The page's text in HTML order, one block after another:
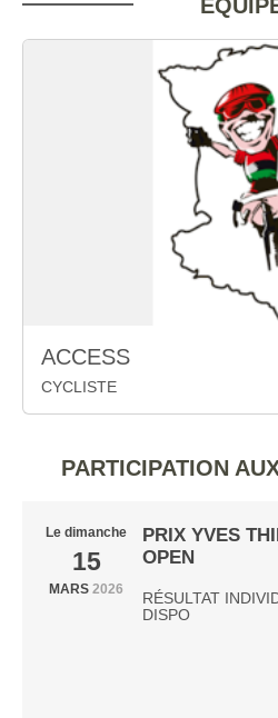
ACCESS
CYCLISTE
PARTICIPATION
Le dimanche
15
MARS 2026
PRIX YVES
OPEN
RÉSULTAT
DISPO